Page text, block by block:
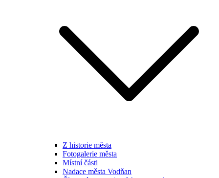
Z historie města
Fotogalerie města
Místní části
Nadace města Vodňan